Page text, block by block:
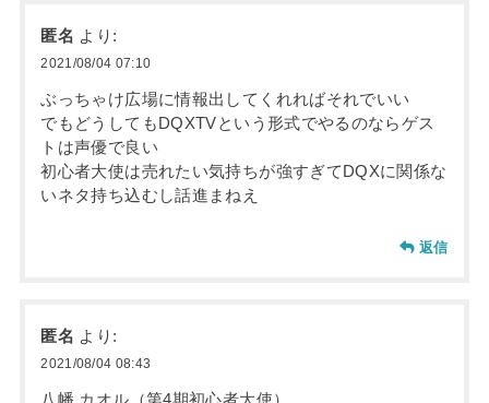
匿名 より:
2021/08/04 07:10
ぶっちゃけ広場に情報出してくれればそれでいい
でもどうしてもDQXTVという形式でやるのならゲス
トは声優で良い
初心者大使は売れたい気持ちが強すぎてDQXに関係な
いネタ持ち込むし話進まねえ
返信
匿名 より:
2021/08/04 08:43
八幡 カオル（第4期初心者大使）